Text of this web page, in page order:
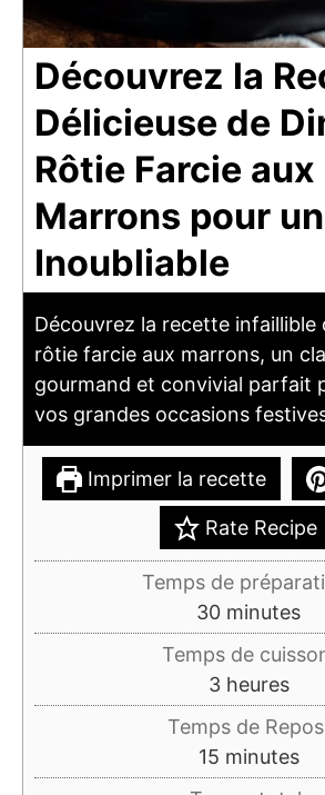
Découvrez la
Délicieuse de
Rôtie Farcie aux
Marrons pour
Inoubliable
Découvrez la recette infaillible
rôtie farcie aux marrons, un
gourmand et convivial parfait
vos grandes occasions
Imprimer la recette
Rate Recipe
Temps de
30minutes
minutes
Temps de
3heures
heures
Temps de
15minutes
minutes